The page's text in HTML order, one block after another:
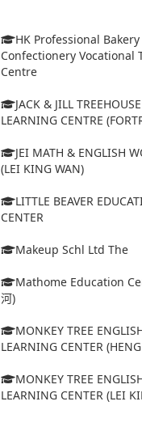
HK Professional Bakery
Confectionery Vocational
Centre
JACK & JILL TREEHOUSE
LEARNING CENTRE
JEI MATH & ENGLISH
(LEI KING WAN)
LITTLE BEAVER
CENTER
Makeup Schl Ltd The
Mathome Education
河)
MONKEY TREE
LEARNING CENTER
MONKEY TREE
LEARNING CENTER (LEI